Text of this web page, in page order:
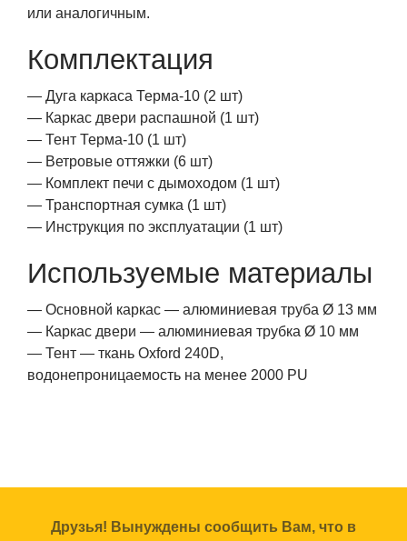
или аналогичным.
Комплектация
— Дуга каркаса Терма-10 (2 шт)
— Каркас двери распашной (1 шт)
— Тент Терма-10 (1 шт)
— Ветровые оттяжки (6 шт)
— Комплект печи с дымоходом (1 шт)
— Транспортная сумка (1 шт)
— Инструкция по эксплуатации (1 шт)
Используемые материалы
— Основной каркас — алюминиевая труба Ø 13 мм
— Каркас двери — алюминиевая трубка Ø 10 мм
— Тент — ткань Oxford 240D,
водонепроницаемость на менее 2000 PU
Друзья! Вынуждены сообщить Вам, что в